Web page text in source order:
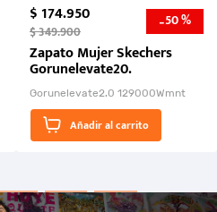
$174.950
$349.900 -50 %
Zapato Mujer Skechers
Gorunelevate20.
Gorunelevate2.0 129000Wmnt
Añadir al carrito